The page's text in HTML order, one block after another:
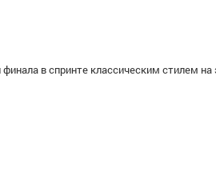
в спринте классическим стилем